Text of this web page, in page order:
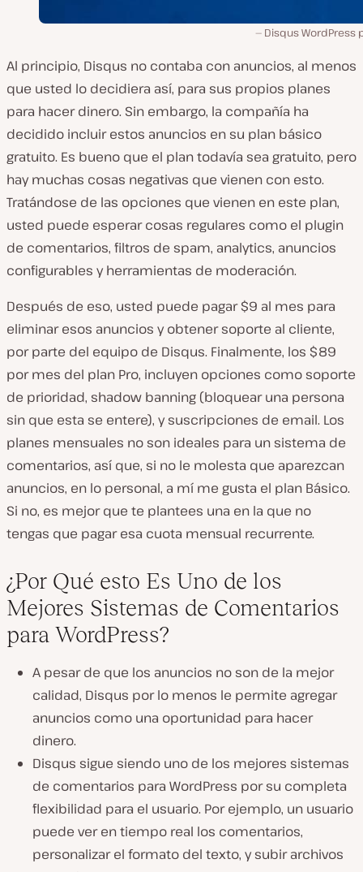
Disqus WordPress
Al principio, Disqus no contaba con anuncios, al menos
que usted lo decidiera así, para sus propios planes
para hacer dinero. Sin embargo, la compañía ha
decidido incluir estos anuncios en su plan básico
gratuito. Es bueno que el plan todavía sea gratuito, pero
hay muchas cosas negativas que vienen con esto.
Tratándose de las opciones que vienen en este plan,
usted puede esperar cosas regulares como el plugin
de comentarios, filtros de spam, analytics, anuncios
configurables y herramientas de moderación.
Después de eso, usted puede pagar $9 al mes para
eliminar esos anuncios y obtener soporte al cliente,
por parte del equipo de Disqus. Finalmente, los $89
por mes del plan Pro, incluyen opciones como soporte
de prioridad, shadow banning (bloquear una persona
sin que esta se entere), y suscripciones de email. Los
planes mensuales no son ideales para un sistema de
comentarios, así que, si no le molesta que aparezcan
anuncios, en lo personal, a mí me gusta el plan Básico.
Si no, es mejor que te plantees una en la que no
tengas que pagar esa cuota mensual recurrente.
¿Por Qué esto Es Uno de los
Mejores Sistemas de Comentarios
para WordPress?
A pesar de que los anuncios no son de la mejor
calidad, Disqus por lo menos le permite agregar
anuncios como una oportunidad para hacer
dinero.
Disqus sigue siendo uno de los mejores sistemas
de comentarios para WordPress por su completa
flexibilidad para el usuario. Por ejemplo, un usuario
puede ver en tiempo real los comentarios,
personalizar el formato del texto, y subir archivos